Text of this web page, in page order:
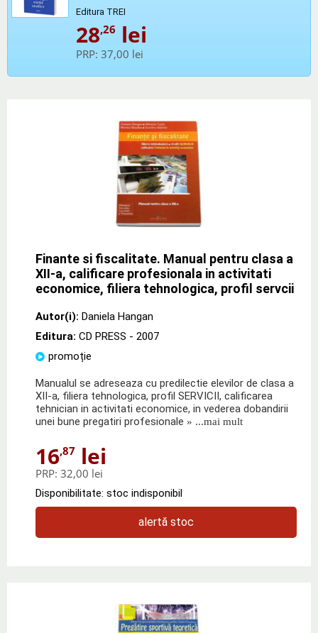
Editura TREI
28,26 lei
PRP: 37,00 lei
Finante si fiscalitate. Manual pentru clasa a
XII-a, calificare profesionala in activitati
economice, filiera tehnologica, profil servcii
Autor(i): Daniela Hangan
Editura: CD PRESS - 2007
promoție
Manualul se adreseaza cu predilectie elevilor de clasa a
XII-a, filiera tehnologica, profil SERVICII, calificarea
tehnician in activitati economice, in vederea dobandirii
unei bune pregatiri profesionale » ...mai mult
16,87 lei
PRP: 32,00 lei
Disponibilitate: stoc indisponibil
alertă stoc